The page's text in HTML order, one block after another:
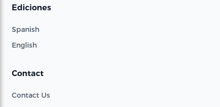
Ediciones
Spanish
English
Contact
Contact Us